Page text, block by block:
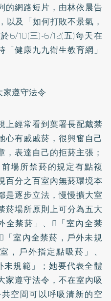
的網路短片，由林依晨告
及「如何打敗不景氣，
6/10(三)-6/12(五)每天在
「健康九九衛生教育網」
遵守法令
上經常看到葉署長配戴禁
心有戚戚菸，很興奮自己
表達自己的拒菸主張；
場所禁菸的規定有點複
百分之百室內無菸環境本
是逐步立法，慢慢擴大室
菸場所原則上可分為五大
全禁菸」、「室內全禁
室內全禁菸，戶外未規
，戶外指定點吸菸」、
規範」；她要代表全體
家遵守法令，不在室內吸
空間可以呼吸清新的空